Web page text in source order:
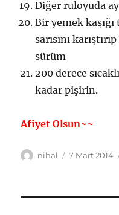
Diğer ruloyuda
Bir yemek
sarısını
sürüm
200 derece
kadar pişirin.
Afiyet Olsun~~
Yazar
nihal
Yayın
7 Mart 2014